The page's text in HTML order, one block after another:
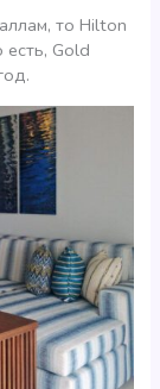
то Hilton
есть, Gold